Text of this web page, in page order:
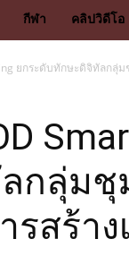
กีฬา คลิปวิดีโอ
ยกระดับทักษะดิจิทัลกลุ่
กลุ่ม
สร้าง